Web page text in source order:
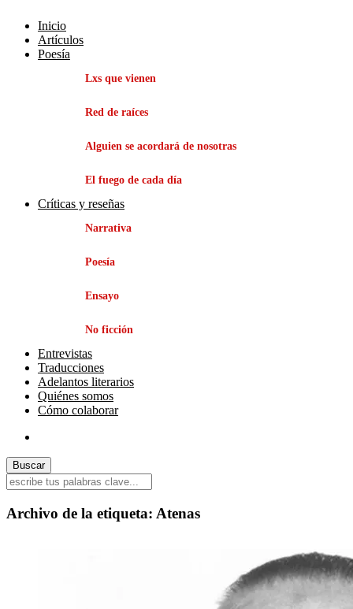
Inicio
Artículos
Poesía
Lxs que vienen
Red de raíces
Alguien se acordará de nosotras
El fuego de cada día
Críticas y reseñas
Narrativa
Poesía
Ensayo
No ficción
Entrevistas
Traducciones
Adelantos literarios
Quiénes somos
Cómo colaborar
Archivo de la etiqueta: Atenas